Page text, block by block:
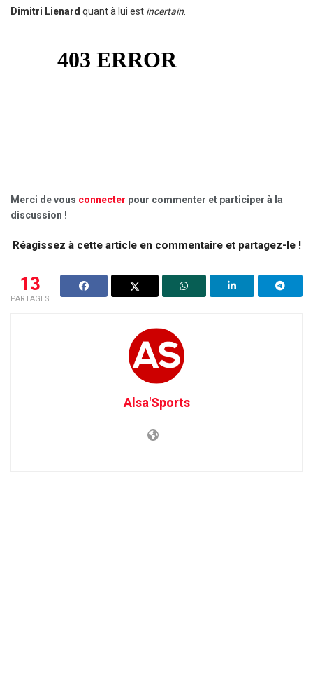
Dimitri Lienard quant à lui est incertain.
Merci de vous connecter pour commenter et participer à la
discussion !
Réagissez à cette article en commentaire et partagez-le !
13
PARTAGES
Alsa'Sports